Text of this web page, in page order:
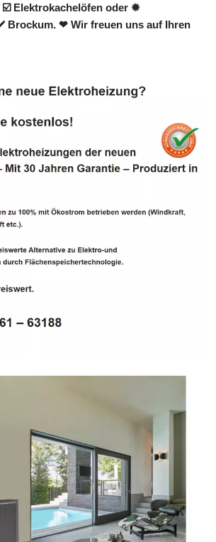
☑️ Elektrokachelöfen oder ✹
Brockum. ❤ Wir freuen uns auf Ihren